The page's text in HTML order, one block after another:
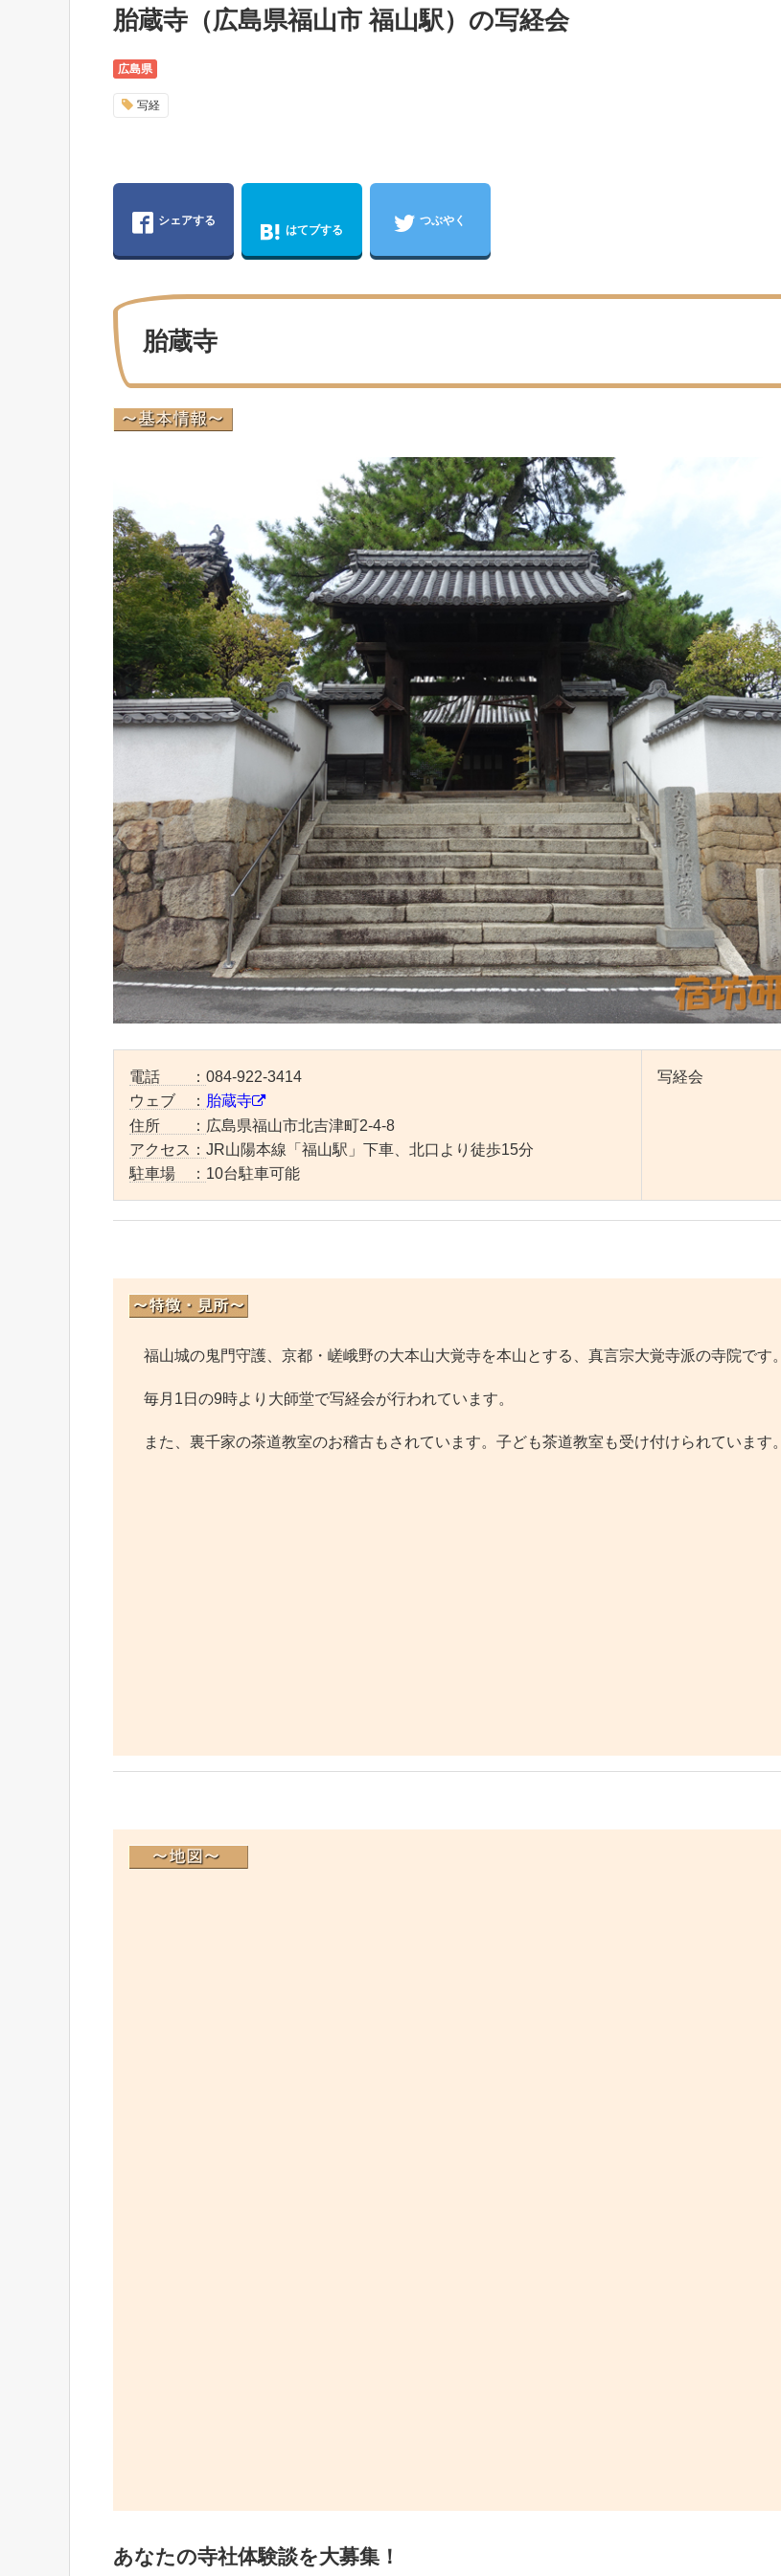
胎蔵寺（広島県福山市 福山駅）の写経会
広島県
写経
シェアする
はてブする
つぶやく
胎蔵寺
電話 ： 084-922-3414
ウェブ ： 胎蔵寺
住所 ： 広島県福山市北吉津町2-4-8
アクセス： JR山陽本線「福山駅」下車、北口より徒歩15分
駐車場 ： 10台駐車可能
写経会
福山城の鬼門守護、京都・嵯峨野の大本山大覚寺を本山とする、真言宗大覚寺派の寺院です。
毎月1日の9時より大師堂で写経会が行われています。
また、裏千家の茶道教室のお稽古もされています。子ども茶道教室も受け付けられています。
あなたの寺社体験談を大募集！